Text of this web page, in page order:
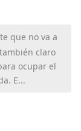
que no va a
claro
ocupar el
E...